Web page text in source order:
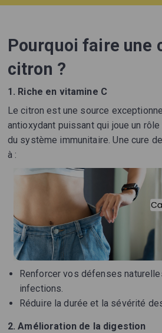
Pourquoi faire une
citron ?
1. Riche en vitamine C
Le citron est une source
antioxydant puissant qui joue un
du système immunitaire. Une cure
à :
Renforcer vos défenses
infections.
Réduire la durée et la sévérité
2. Amélioration de la digestion